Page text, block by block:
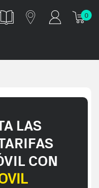
0
LAS
CON